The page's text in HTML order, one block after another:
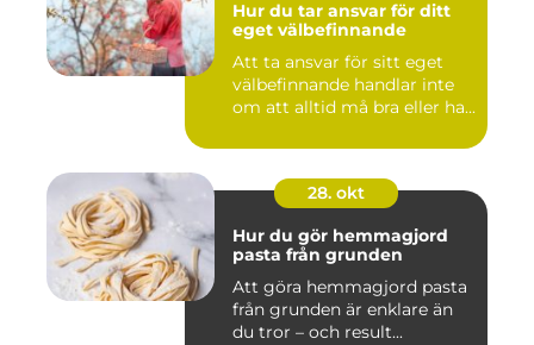
Hur du tar ansvar för ditt
eget välbefinnande
Att ta ansvar för sitt eget
välbefinnande handlar inte
om att alltid må bra eller ha...
28. okt
Hur du gör hemmagjord
pasta från grunden
Att göra hemmagjord pasta
från grunden är enklare än
du tror – och result...